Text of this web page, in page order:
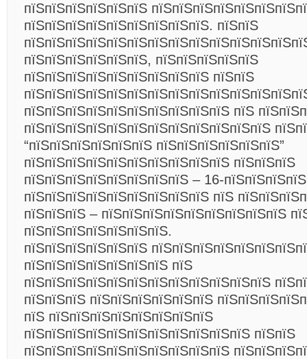
пїЅпїЅпїЅпїЅпїЅпїЅ
пїЅпїЅпїЅпїЅпїЅпїЅпїЅпїЅпїЅ. пїЅпїЅ
пїЅпїЅпїЅпїЅпїЅпїЅ, пїЅпїЅпїЅпїЅпїЅ
пїЅпїЅпїЅпїЅпїЅпїЅпїЅпїЅпїЅ пїЅпїЅ
пїЅпїЅпїЅпїЅпїЅпїЅпїЅпїЅпїЅпїЅ пїЅ
пїЅпїЅпїЅпїЅпїЅпїЅпїЅпїЅпїЅпїЅпїЅпїЅ
“пїЅпїЅпїЅпїЅпїЅпїЅ пїЅпїЅпїЅпїЅпїЅпїЅ”
пїЅпїЅпїЅпїЅпїЅпїЅпїЅпїЅпїЅпїЅ пїЅпїЅпїЅ
пїЅпїЅпїЅпїЅпїЅпїЅпїЅпїЅ – 16-
пїЅпїЅпїЅпїЅпїЅпїЅпїЅпїЅпїЅ пїЅ
пїЅпїЅпїЅ – пїЅпїЅпїЅпїЅпїЅпїЅпїЅпїЅпїЅ
пїЅпїЅпїЅпїЅпїЅпїЅпїЅ.
пїЅпїЅпїЅпїЅпїЅпїЅ
пїЅпїЅпїЅпїЅпїЅпїЅпїЅ пїЅ
пїЅпїЅпїЅпїЅпїЅпїЅпїЅпїЅпїЅпїЅпїЅпїЅ
пїЅпїЅпїЅ пїЅпїЅпїЅпїЅпїЅпїЅ
пїЅ пїЅпїЅпїЅпїЅпїЅпїЅпїЅпїЅ
пїЅпїЅпїЅпїЅпїЅпїЅпїЅпїЅпїЅпїЅпїЅ пїЅпїЅ
пїЅпїЅпїЅпїЅпїЅпїЅпїЅпїЅпїЅпїЅ